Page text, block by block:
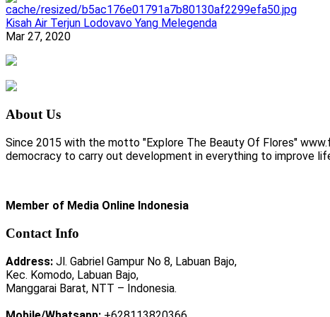
Kisah Air Terjun Lodovavo Yang Melegenda
Mar 27, 2020
About Us
Since 2015 with the motto "Explore The Beauty Of Flores"
democracy to carry out development in everything to improve
Member of Media Online Indonesia
Contact Info
Address: Jl. Gabriel Gampur No 8, Labuan Bajo,
Kec. Komodo, Labuan Bajo,
Manggarai Barat, NTT – Indonesia.